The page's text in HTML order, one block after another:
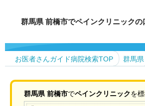
群馬県 前橋市でペインクリニック
お医者さんガイド病院検索TOP 群馬県
群馬県 前橋市でペインクリニックを